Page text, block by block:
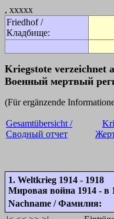
, xxxxx
Friedhof /
Кладбище:
Kriegstote verzeichnet
Военный мертвый
(Für ergänzende
Gesamtübersicht /
Сводный отчет
1. Weltkrieg 1914 -
Мировая война 1914 -
Nachname / Фамилия: